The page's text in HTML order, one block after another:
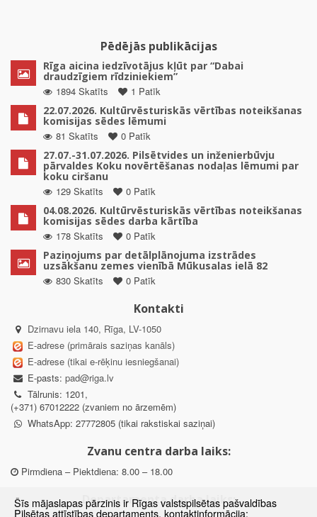
Pēdējās publikācijas
Rīga aicina iedzīvotājus kļūt par “Dabai
draudzīgiem rīdziniekiem”
1894 Skatīts
1 Patīk
22.07.2026. Kultūrvēsturiskās vērtības noteikšanas
komisijas sēdes lēmumi
81 Skatīts
0 Patīk
27.07.-31.07.2026. Pilsētvides un inženierbūvju
pārvaldes Koku novērtēšanas nodaļas lēmumi par
koku ciršanu
129 Skatīts
0 Patīk
04.08.2026. Kultūrvēsturiskās vērtības noteikšanas
komisijas sēdes darba kārtība
178 Skatīts
0 Patīk
Paziņojums par detālplānojuma izstrādes
uzsākšanu zemes vienībā Mūkusalas ielā 82
830 Skatīts
0 Patīk
Kontakti
Dzirnavu iela 140, Rīga, LV-1050
E-adrese (primārais saziņas kanāls)
E-adrese (tikai e-rēķinu iesniegšanai)
E-pasts: pad@riga.lv
Tālrunis: 1201,
(+371) 67012222 (zvaniem no ārzemēm)
WhatsApp: 27772805 (tikai rakstiskai saziņai)
Zvanu centra darba laiks:
Pirmdiena – Piektdiena: 8.00 – 18.00
Departamenta darba laiks:
Šīs mājaslapas pārzinis ir Rīgas valstspilsētas pašvaldības
Pilsētas attīstības departaments, kontaktinformācija: